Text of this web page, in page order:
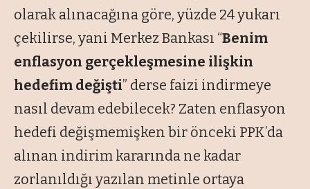
olarak alınacağına göre, yüzde 24 yukarı
çekilirse, yani Merkez Bankası “Benim
enflasyon gerçekleşmesine ilişkin
hedefim değişti” derse faizi indirmeye
nasıl devam edebilecek? Zaten enflasyon
hedefi değişmemişken bir önceki PPK’da
alınan indirim kararında ne kadar
zorlanıldığı yazılan metinle ortaya